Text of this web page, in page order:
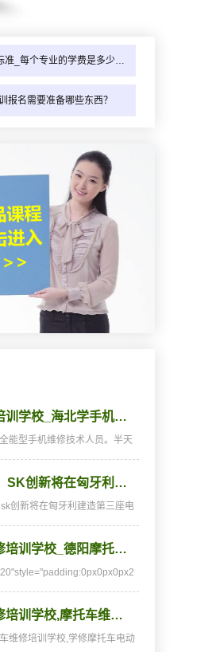
准_每个专业的学费是多少…
报名需要准备哪些东西？
训学校_海北学手机…
能型手机维修技术人员。半天
维修技术人才和手机维修店老
SK创新将在匈牙利…
创新将在匈牙利建造第三座电
（约合人民币72.75亿元），
培训学校_德阳摩托…
培训学校,摩托车维…
维修培训学校,学修摩托车电动